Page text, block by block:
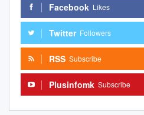
Facebook Likes
Twitter Followers
RSS Subscribe
Plusinfomk Subscribe